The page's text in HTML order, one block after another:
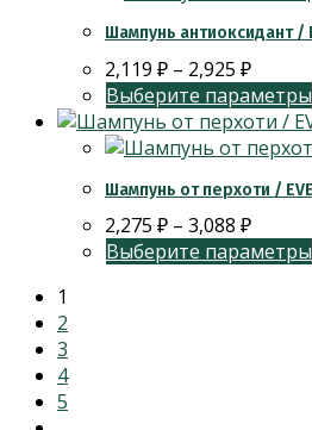
Шампунь антиоксидант /
2,119 ₽ – 2,925 ₽
Выберите параметры
Шампунь от перхоти /
2,275 ₽ – 3,088 ₽
Выберите параметры
1
2
3
4
5